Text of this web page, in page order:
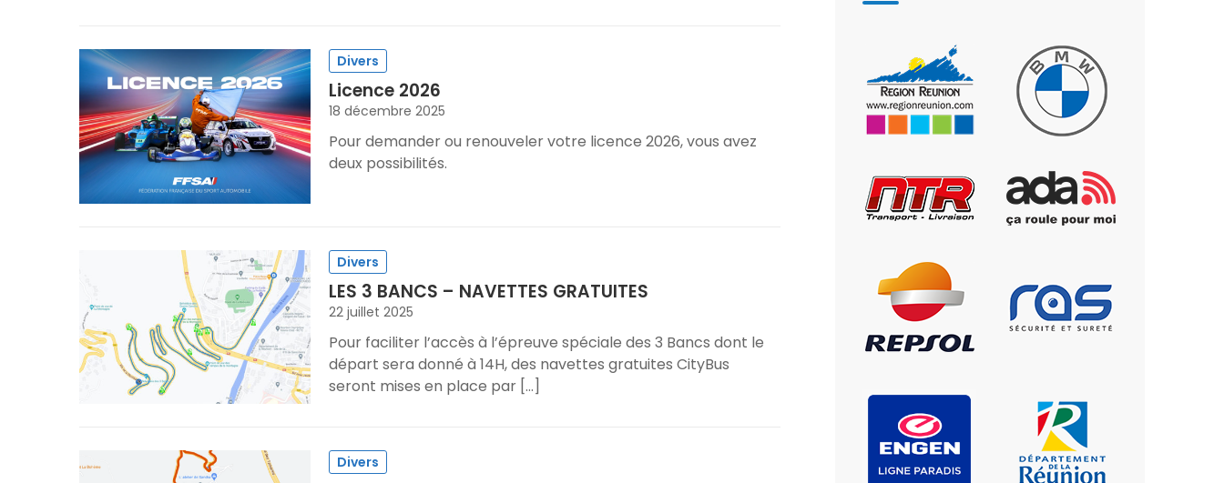
Divers
Licence 2026
18 décembre 2025
Pour demander ou renouveler votre licence 2026, vous avez
deux possibilités.
Divers
LES 3 BANCS – NAVETTES GRATUITES
22 juillet 2025
Pour faciliter l’accès à l’épreuve spéciale des 3 Bancs dont le
départ sera donné à 14H, des navettes gratuites CityBus
seront mises en place par […]
Divers